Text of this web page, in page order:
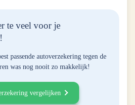
te veel voor je
passende autoverzekering tegen de
was nog nooit zo makkelijk!
vergelijken